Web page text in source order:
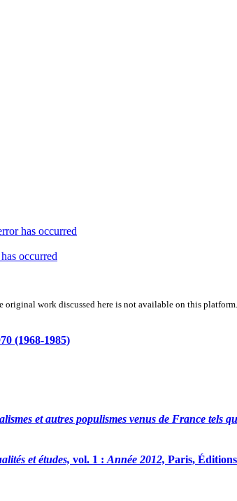
has occurred
occurred
work discussed here is not available on this platform.
(1968-1985)
et autres populismes venus de France tels
et études, vol. 1 : Année 2012, Paris,